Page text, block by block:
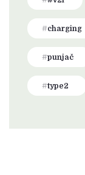
charging
punjač
type2